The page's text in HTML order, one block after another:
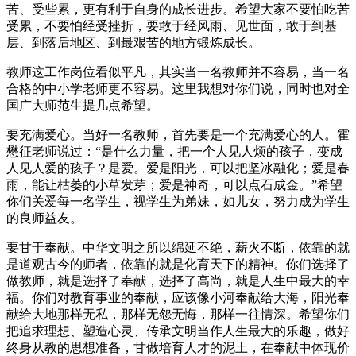
苦、受些累，更有利于自身的成长进步。希望大家不要怕吃苦
受累，不要怕经受挫折，要敢于经风雨、见世面，敢于到基
层、到落后地区、到最艰苦的地方锻炼成长。
教师这工作岗位看似平凡，其实当一名教师并不容易，当一名
合格的中小学老师更不容易。这里我想对你们说，同时也对全
国广大师范生提几点希望。
要充满爱心。当好一名教师，首先要是一个充满爱心的人。霍
懋征老师说过：“是什么力量，把一个人见人烦的孩子，变成
人见人爱的孩子？是爱。爱是阳光，可以把坚冰融化；爱是春
雨，能让枯萎的小草发芽；爱是神奇，可以点石成金。”希望
你们关爱每一名学生，视学生为弟妹，如儿女，努力成为学生
的良师益友。
要甘于奉献。中华文明之所以绵延不绝，薪火不断，依靠的就
是道观古今的师者，依靠的就是化育天下的精神。你们选择了
做教师，就是选择了奉献，选择了高尚，就是人生中最大的幸
福。你们对教育事业的奉献，应该像小河奉献给大海，阳光奉
献给大地那样无私，那样无怨无悔，那样一往情深。希望你们
把追求理想、塑造心灵、传承文明当作人生最大的乐趣，做好
终身从教的思想准备，甘做培育人才的泥土，在奉献中体现价